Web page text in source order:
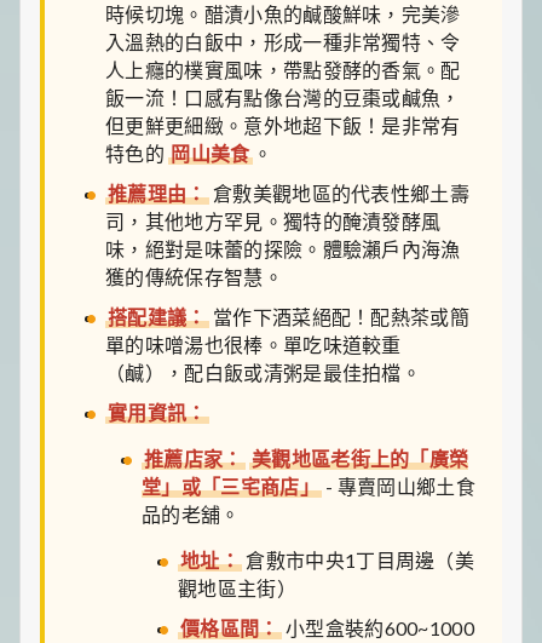
時候切塊。醋漬小魚的鹹酸鮮味，完美滲
入溫熱的白飯中，形成一種非常獨特、令
人上癮的樸實風味，帶點發酵的香氣。配
飯一流！口感有點像台灣的豆棗或鹹魚，
但更鮮更細緻。意外地超下飯！是非常有
特色的岡山美食。
推薦理由：倉敷美觀地區的代表性鄉土壽
司，其他地方罕見。獨特的醃漬發酵風
味，絕對是味蕾的探險。體驗瀨戶內海漁
獲的傳統保存智慧。
搭配建議：當作下酒菜絕配！配熱茶或簡
單的味噌湯也很棒。單吃味道較重
（鹹），配白飯或清粥是最佳拍檔。
實用資訊：
推薦店家： 美觀地區老街上的「廣榮
堂」或「三宅商店」- 專賣岡山鄉土食
品的老舖。
地址：倉敷市中央1丁目周邊（美
觀地區主街）
價格區間：小型盒裝約600~1000